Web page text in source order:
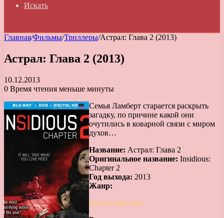
Искать
Главная/Фильмы/Триллеры/Астрал: Глава 2 (2013)
Астрал: Глава 2 (2013)
10.12.2013
0 Время чтения меньше минуты
Семья Ламберт старается раскрыть
загадку, по причине какой они
очутились в коварной связи с миром
духов…
Название: Астрал: Глава 2
Оригинальное название: Insidious:
Chapter 2
Год выхода: 2013
Жанр:
ужасы, триллер